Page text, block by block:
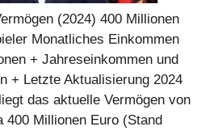
(2024) 400 Millionen
Monatliches Einkommen
+ Jahreseinkommen und
+ Letzte Aktualisierung 2024
das aktuelle Vermögen von
400 Millionen Euro (Stand